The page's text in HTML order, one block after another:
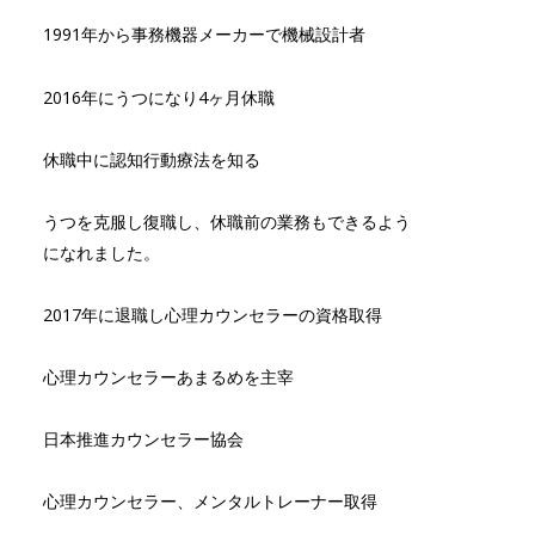
1991年から事務機器メーカーで機械設計者
2016年にうつになり4ヶ月休職
休職中に認知行動療法を知る
うつを克服し復職し、休職前の業務もできるよう
になれました。
2017年に退職し心理カウンセラーの資格取得
心理カウンセラーあまるめを主宰
日本推進カウンセラー協会
心理カウンセラー、メンタルトレーナー取得